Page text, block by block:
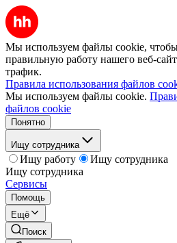
Мы используем файлы cookie, чтобы
правильную работу нашего веб-
трафик.
Правила использования файлов
Мы используем файлы cookie.
файлов cookie
Понятно
Ищу сотрудника
Ищу работу
Ищу сотрудника
Ищу сотрудника
Сервисы
Помощь
Ещё
Поиск